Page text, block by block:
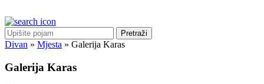
Pretraži
Divan » Mjesta » Galerija Karas
Galerija Karas